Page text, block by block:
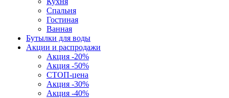
Спальня
Гостиная
Ванная
Бутылки для воды
Акции и распродажи
Акция -20%
Акция -50%
СТОП-цена
Акция -30%
Акция -40%